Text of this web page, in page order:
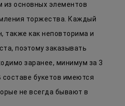
из основных элементов
торжества. Каждый
также как неповторима и
поэтому заказывать
заранее, минимум за 3
букетов имеются
не всегда бывают в